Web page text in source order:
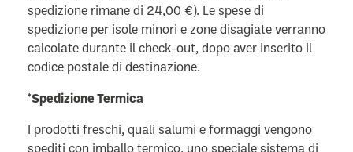
spedizione rimane di 24,00 €). Le spese di
spedizione per isole minori e zone disagiate verranno
calcolate durante il check-out, dopo aver inserito il
codice postale di destinazione.
*Spedizione Termica
I prodotti freschi, quali salumi e formaggi vengono